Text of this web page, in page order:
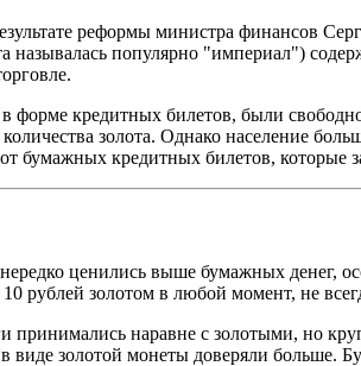
реформы министра финансов
называлась популярно "империал")
кредитных билетов, были
золота. Однако население
бумажных кредитных билетов, которые
ценились выше бумажных денег,
рублей золотом в любой момент, не
принимались наравне с золотыми, но
виде золотой монеты доверяли больше.